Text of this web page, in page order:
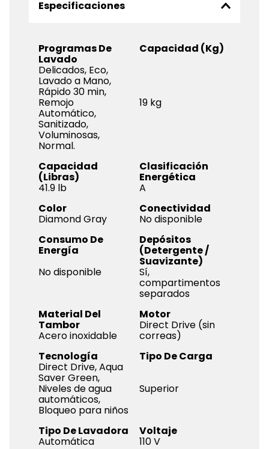
Especificaciones
Programas De
Lavado
Delicados, Eco,
Lavado a Mano,
Rápido 30 min,
Remojo
Automático,
Sanitizado,
Voluminosas,
Normal.
Capacidad (Kg)
19 kg
Capacidad
(Libras)
41.9 lb
Clasificación
Energética
A
Color
Diamond Gray
Conectividad
No disponible
Consumo De
Energía
No disponible
Depósitos
(Detergente /
Suavizante)
Sí,
compartimentos
separados
Material Del
Tambor
Acero inoxidable
Motor
Direct Drive (sin
correas)
Tecnología
Direct Drive, Aqua
Saver Green,
Niveles de agua
automáticos,
Bloqueo para niños
Tipo De Carga
Superior
Tipo De Lavadora
Automática
Voltaje
110 V